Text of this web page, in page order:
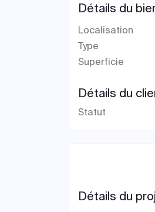
Détails du
Localisation
Type
Superficie
Détails du
Statut
Détails du